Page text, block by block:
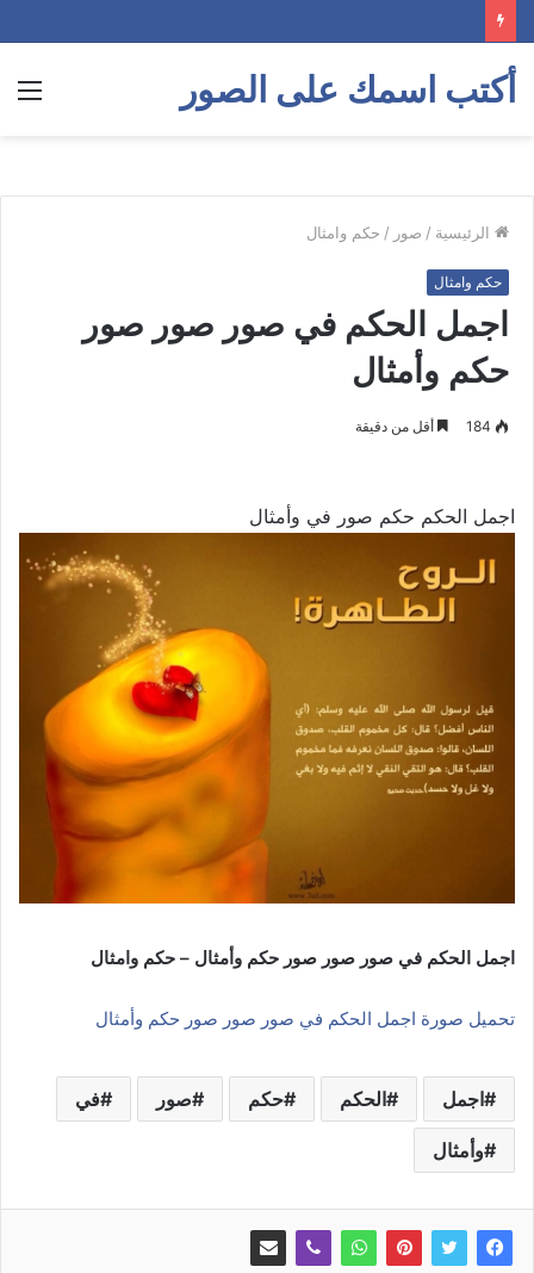
أكتب اسمك على الصور
الرئيسية / صور / حكم وامثال
حكم وامثال
اجمل الحكم في صور صور صور
حكم وأمثال
184 أقل من دقيقة
اجمل الحكم حكم صور في وأمثال
اجمل الحكم في صور صور صور حكم وأمثال – حكم وامثال
تحميل صورة اجمل الحكم في صور صور صور حكم وأمثال
اجمل الحكم حكم صور في
وأمثال